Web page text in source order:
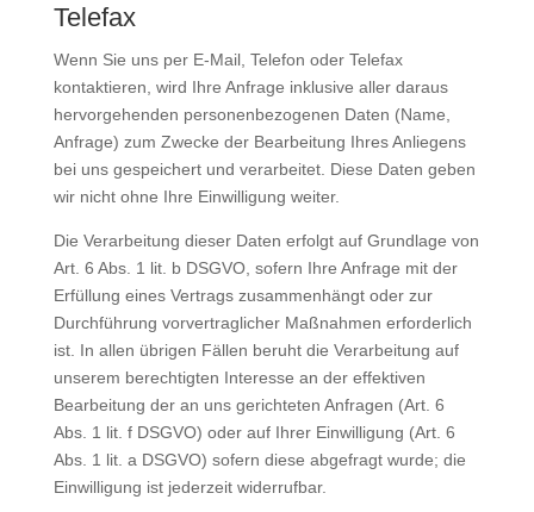
Telefax
Wenn Sie uns per E-Mail, Telefon oder Telefax
kontaktieren, wird Ihre Anfrage inklusive aller daraus
hervorgehenden personenbezogenen Daten (Name,
Anfrage) zum Zwecke der Bearbeitung Ihres Anliegens
bei uns gespeichert und verarbeitet. Diese Daten geben
wir nicht ohne Ihre Einwilligung weiter.
Die Verarbeitung dieser Daten erfolgt auf Grundlage von
Art. 6 Abs. 1 lit. b DSGVO, sofern Ihre Anfrage mit der
Erfüllung eines Vertrags zusammenhängt oder zur
Durchführung vorvertraglicher Maßnahmen erforderlich
ist. In allen übrigen Fällen beruht die Verarbeitung auf
unserem berechtigten Interesse an der effektiven
Bearbeitung der an uns gerichteten Anfragen (Art. 6
Abs. 1 lit. f DSGVO) oder auf Ihrer Einwilligung (Art. 6
Abs. 1 lit. a DSGVO) sofern diese abgefragt wurde; die
Einwilligung ist jederzeit widerrufbar.